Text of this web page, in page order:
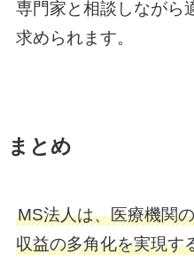
専門家と相談しながら
求められます。
まとめ
MS法人は、医療機関
収益の多角化を実現す